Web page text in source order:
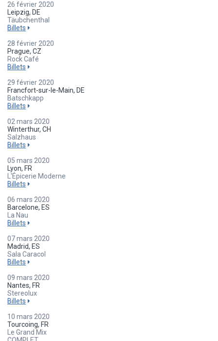
26 février 2020
Leipzig, DE
Täubchenthal
Billets
28 février 2020
Prague, CZ
Rock Café
Billets
29 février 2020
Francfort-sur-le-Main, DE
Batschkapp
Billets
02 mars 2020
Winterthur, CH
Salzhaus
Billets
05 mars 2020
Lyon, FR
L'Épicerie Moderne
Billets
06 mars 2020
Barcelone, ES
La Nau
Billets
07 mars 2020
Madrid, ES
Sala Caracol
Billets
09 mars 2020
Nantes, FR
Stereolux
Billets
10 mars 2020
Tourcoing, FR
Le Grand Mix